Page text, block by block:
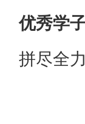
优秀学
拼尽全